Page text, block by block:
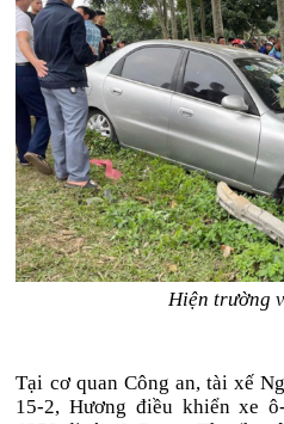
Hiện trường
Tại cơ quan Công an, tài xế
15-2, Hương điều khiển xe